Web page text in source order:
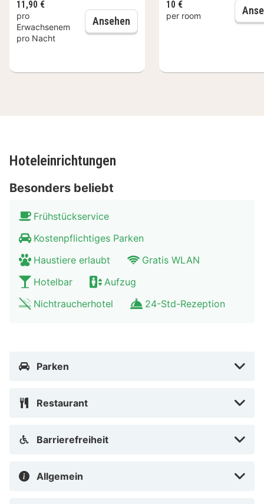
zentralen Lage in München und verfügt über eine sehr
gute öffentliche Verkehrsanbindung. Die Altstadt und
bekannte Sehenswürdigkeiten, wie das Hofbräuhaus,
knapp 10 bis 15 Minuten vom Hotel aus.
11,90 €
pro
Erwachsenem
pro Nacht
Ansehen Frühstück
10 €
per room
Hoteleinrichtungen
Besonders beliebt
Frühstückservice
Kostenpflichtiges Parken
Haustiere erlaubt
Gratis WLAN
Hotelbar
Aufzug
Nichtraucherhotel
24-Std-Rezeption
Parken
Restaurant
Barrierefreiheit
Allgemein